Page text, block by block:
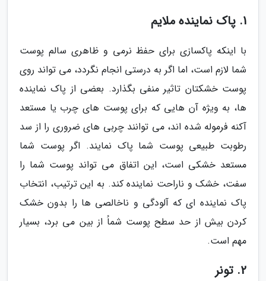
1. پاک نماینده ملایم
با اینکه پاکسازی برای حفظ نرمی و ظاهری سالم پوست
شما لازم است، اما اگر به درستی انجام نگردد، می تواند روی
پوست خشکتان تاثیر منفی بگذارد. بعضی از پاک نماینده
ها، به ویژه آن هایی که برای پوست های چرب یا مستعد
آکنه فرموله شده اند، می توانند چربی های ضروری را از سد
رطوبت طبیعی پوست شما پاک نمایند. اگر پوست شما
مستعد خشکی است، این اتفاق می تواند پوست شما را
سفت، خشک و ناراحت نماینده کند. به این ترتیب، انتخاب
پاک نماینده ای که آلودگی و ناخالصی ها را بدون خشک
کردن بیش از حد سطح پوست شماُ از بین می برد، بسیار
مهم است.
2. تونر